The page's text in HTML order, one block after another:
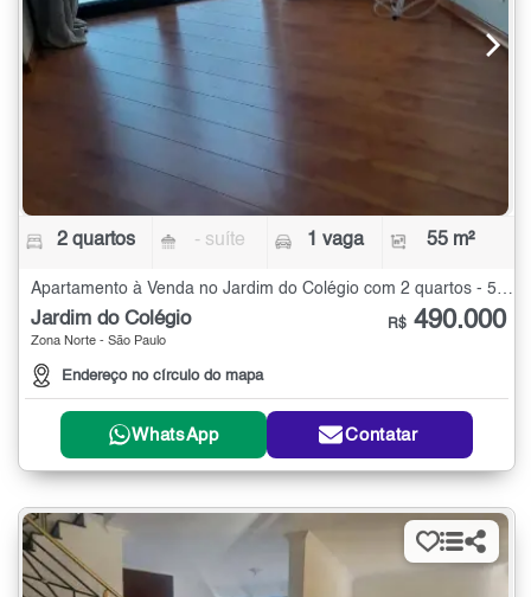
2 quartos - suíte 1 vaga 55 m²
Apartamento à Venda no Jardim do Colégio com 2 quartos - 55 m²
Jardim do Colégio
Zona Norte - São Paulo
Endereço no círculo do mapa
R$ 490.000
WhatsApp Contatar